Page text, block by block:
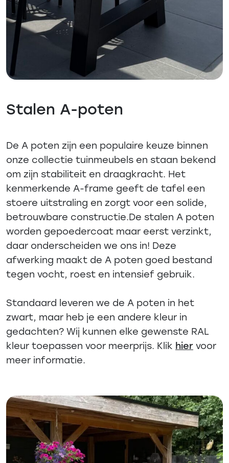
Stalen A-poten
De A poten zijn een populaire keuze binnen
onze collectie tuinmeubels en staan bekend
om zijn stabiliteit en draagkracht. Het
kenmerkende A-frame geeft de tafel een
stoere uitstraling en zorgt voor een solide,
betrouwbare constructie.De stalen A poten
worden gepoedercoat maar eerst verzinkt,
daar onderscheiden we ons in! Deze
afwerking maakt de A poten goed bestand
tegen vocht, roest en intensief gebruik.
Standaard leveren we de A poten in het
zwart, maar heb je een andere kleur in
gedachten? Wij kunnen elke gewenste RAL
kleur toepassen voor meerprijs. Klik hier voor
meer informatie.